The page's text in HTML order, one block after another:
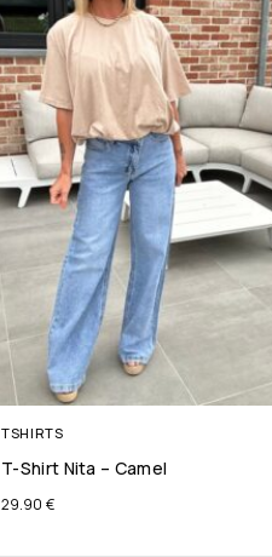
TSHIRTS
T-Shirt Nita – Camel
29.90 €